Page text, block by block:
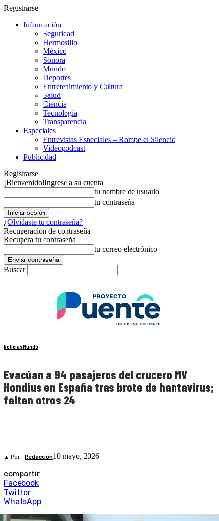
Registrarse
Información
Seguridad
Hermosillo
México
Sonora
Mundo
Deportes
Entretenimiento y Cultura
Salud
Ciencia
Tecnología
Transparencia
Especiales
Entrevistas Especiales – Rompe el Silencio
Videopodcast
Publicidad
Registrarse
¡Bienvenido!Ingrese a su cuenta
tu nombre de usuario
tu contraseña
¿Olvidaste tu contraseña?
Recuperación de contraseña
Recupera tu contraseña
tu correo electrónico
Buscar
Noticias Mundo
Evacúan a 94 pasajeros del crucero MV
Hondius en España tras brote de hantavirus;
faltan otros 24
▲ Por Redacción10 mayo, 2026
compartir
Facebook
Twitter
WhatsApp